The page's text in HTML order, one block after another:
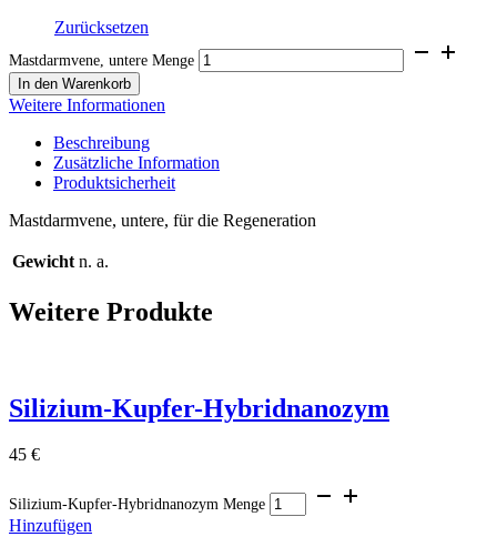
Zurücksetzen
Mastdarmvene, untere Menge
In den Warenkorb
Weitere Informationen
Beschreibung
Zusätzliche Information
Produktsicherheit
Mastdarmvene, untere, für die Regeneration
Gewicht n. a.
Weitere Produkte
Silizium-Kupfer-Hybridnanozym
45 €
Silizium-Kupfer-Hybridnanozym Menge
Hinzufügen